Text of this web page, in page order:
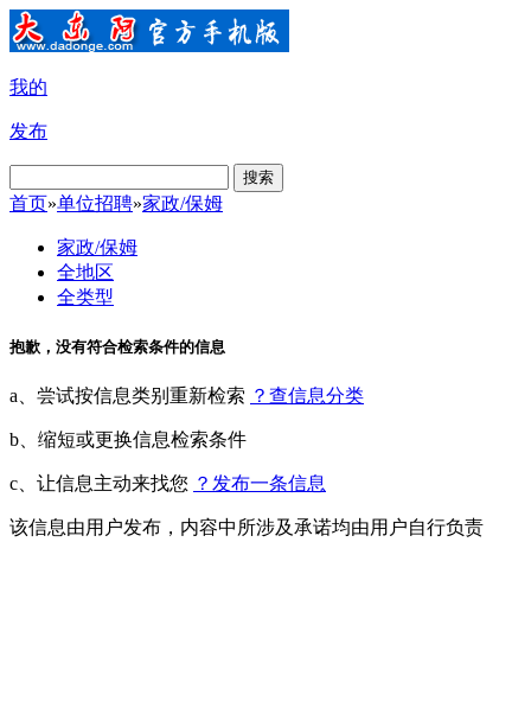
我的
发布
搜索
首页»单位招聘»家政/保姆
家政/保姆
全地区
全类型
抱歉，没有符合检索条件的信息
a、尝试按信息类别重新检索 ？查信息分类
b、缩短或更换信息检索条件
c、让信息主动来找您 ？发布一条信息
该信息由用户发布，内容中所涉及承诺均由用户自行负责